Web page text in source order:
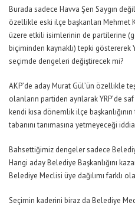
Burada sadece Havva Şen Saygın
özellikle eski ilçe başkanları Mehmet
üzere etkili isimlerinin de partilerine
biçiminden kaynaklı) tepki göstererek
seçimde dengeleri değiştirecek mi?
AKP’de aday Murat Gül’ün özellikle
olanların partiden ayrılarak YRP’de
kendi kısa dönemlik ilçe
tabanını tanımasına yetmeyeceği
Bahsettiğimiz dengeler sadece
Hangi aday Belediye Başkanlığını
Belediye Meclisi üye dağılımı farklı
Seçimin kaderini biraz da Belediye